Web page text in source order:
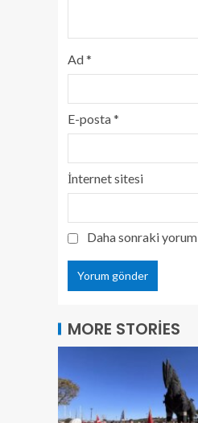
Ad*
E-posta*
İnternet sitesi
Daha sonraki
MORE STORIES